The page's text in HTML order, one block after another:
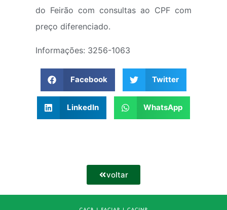
do Feirão com consultas ao CPF com
preço diferenciado.
Informações: 3256-1063
Facebook Twitter
LinkedIn WhatsApp
voltar